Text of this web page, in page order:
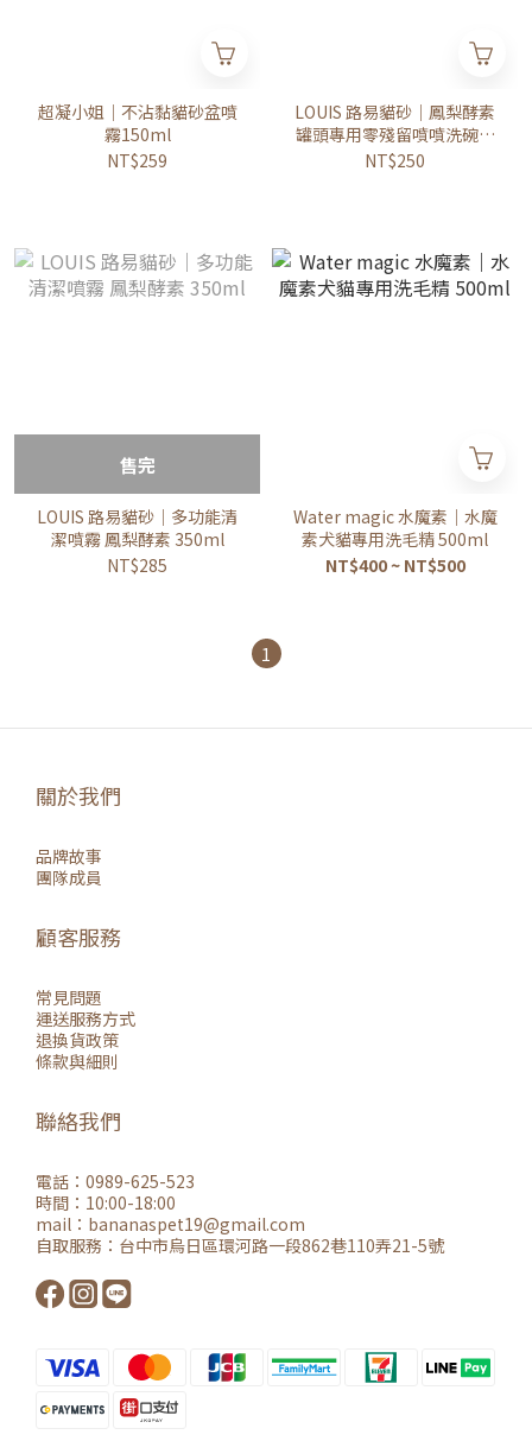
超凝小姐｜不沾黏貓砂盆噴
霧150ml
NT$259
LOUIS 路易貓砂｜鳳梨酵素
罐頭專用零殘留噴噴洗碗精
450ml
NT$250
售完
LOUIS 路易貓砂｜多功能清
潔噴霧 鳳梨酵素 350ml
NT$285
Water magic 水魔素｜水魔
素犬貓專用洗毛精 500ml
NT$400 ~ NT$500
1
關於我們
品牌故事
團隊成員
顧客服務
常見問題
運送服務方式
退換貨政策
條款與細則
聯絡我們
電話：0989-625-523
時間：10:00-18:00
mail： bananaspet19@gmail.com
自取服務： 台中市烏日區環河路一段862巷110弄21-5號